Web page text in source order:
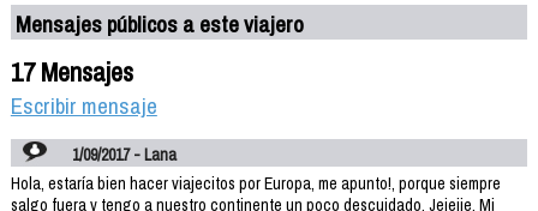
Mensajes públicos a este viajero
17 Mensajes
Escribir mensaje
1/09/2017 - Lana
Hola, estaría bien hacer viajecitos por Europa, me apunto!, porque siempre
salgo fuera y tengo a nuestro continente un poco descuidado. Jejejje. Mi